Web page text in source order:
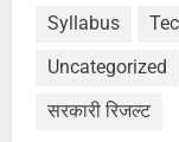
Syllabus
Uncategorized
सरकारी रिजल्ट